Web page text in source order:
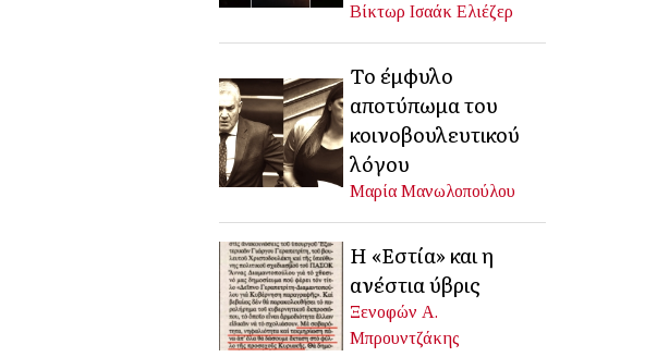
Βίκτωρ Ισαάκ Ελιέζερ
Το έμφυλο
αποτύπωμα του
κοινοβουλευτικού
λόγου
Μαρία Μανωλοπούλου
Η «Εστία» και η
ανέστια ύβρις
Ξενοφών Α.
Μπρουντζάκης